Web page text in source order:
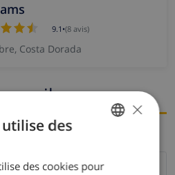
9.1 •(8 avis)
Costa Dorada
mail
DUTCH
×
utilise des
des cookies pour